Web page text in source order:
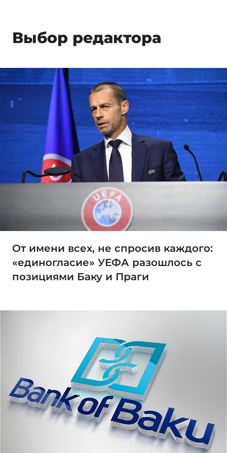
Выбор редактора
От имени всех, не спросив каждого:
«единогласие» УЕФА разошлось с
позициями Баку и Праги